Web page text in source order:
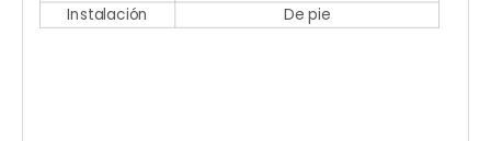
Instalación
De pie